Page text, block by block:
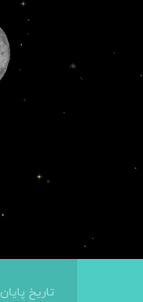
تاریخ پایان